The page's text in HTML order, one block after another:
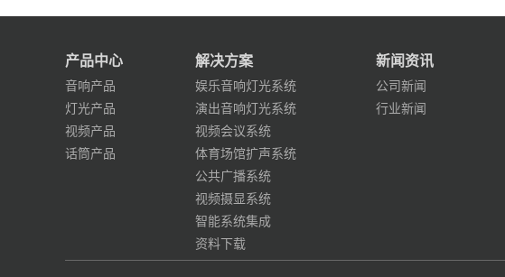
产品中心
音响产品
灯光产品
视频产品
话筒产品
解决方案
娱乐音响灯光系统
演出音响灯光系统
视频会议系统
体育场馆扩声系统
公共广播系统
视频摄显系统
智能系统集成
资料下载
新闻资讯
公司新闻
行业新闻